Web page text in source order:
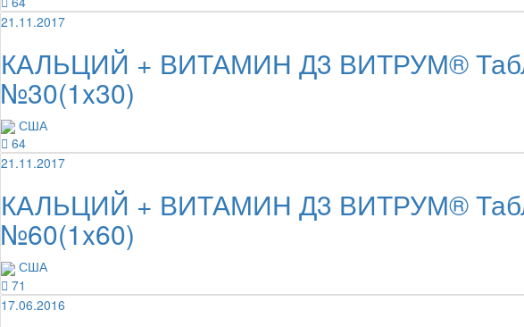
21.11.2017
КАЛЬЦИЙ + ВИТАМИН Д3 ВИТРУМ®
№30(1x30)
США
64
21.11.2017
КАЛЬЦИЙ + ВИТАМИН Д3 ВИТРУМ®
№60(1x60)
США
71
17.06.2016